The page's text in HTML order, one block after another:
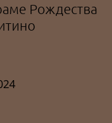
Рождества